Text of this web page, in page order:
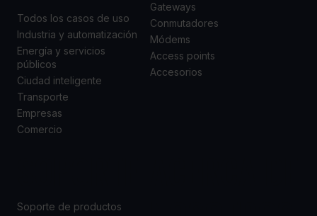
Todos los casos de uso
Industria y automatización
Energía y servicios
públicos
Ciudad inteligente
Transporte
Empresas
Comercio
Gateways
Conmutadores
Módems
Access points
Accesorios
Soporte de productos